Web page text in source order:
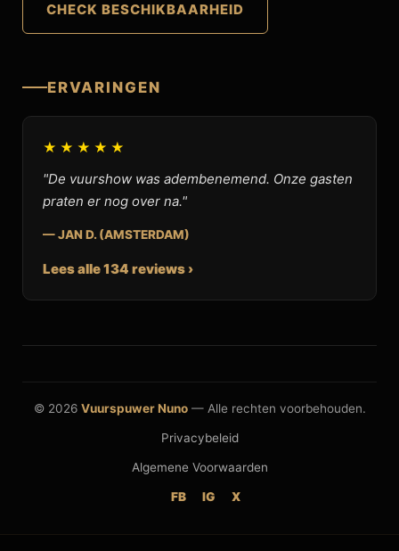
CHECK BESCHIKBAARHEID
ERVARINGEN
★★★★★
"De vuurshow was adembenemend. Onze gasten
praten er nog over na."
— JAN D. (AMSTERDAM)
Lees alle 134 reviews ›
© 2026 Vuurspuwer Nuno— Alle rechten voorbehouden.
Privacybeleid
Algemene Voorwaarden
FB IG X